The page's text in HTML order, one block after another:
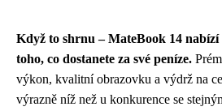
Když to shrnu – MateBook 14
toho, co dostanete za své peníze.
výkon, kvalitní obrazovku a výdrž na
výrazně níž než u konkurence se